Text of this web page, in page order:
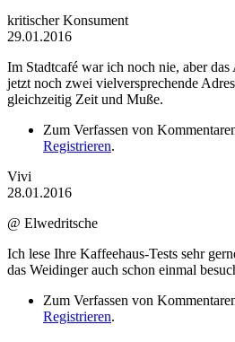
kritischer Konsument
29.01.2016
Im Stadtcafé war ich noch nie, aber
jetzt noch zwei vielversprechende
gleichzeitig Zeit und Muße.
Zum Verfassen von
Registrieren.
Vivi
28.01.2016
@ Elwedritsche
Ich lese Ihre Kaffeehaus-Tests sehr
das Weidinger auch schon einmal
Zum Verfassen von
Registrieren.